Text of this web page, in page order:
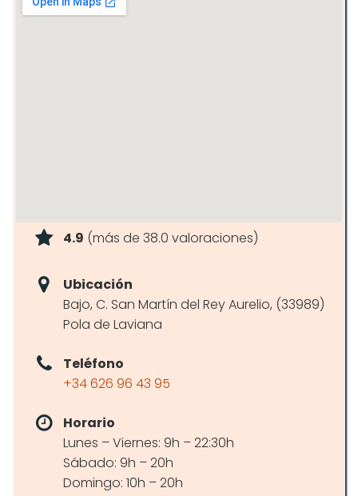
4.9 (más de 38.0 valoraciones)
Ubicación
Bajo, C. San Martín del Rey Aurelio, (33989)
Pola de Laviana
Teléfono
+34 626 96 43 95
Horario
Lunes – Viernes: 9h – 22:30h
Sábado: 9h – 20h
Domingo: 10h – 20h